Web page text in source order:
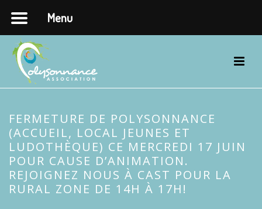
FERMETURE DE POLYSONNANCE
(ACCUEIL, LOCAL JEUNES ET
LUDOTHÈQUE) CE MERCREDI 17 JUIN
POUR CAUSE D’ANIMATION.
REJOIGNEZ NOUS À CAST POUR LA
RURAL ZONE DE 14H À 17H!
Menu